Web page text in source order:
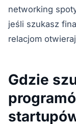
networking
jeśli szukasz
relacjom
Gdzie